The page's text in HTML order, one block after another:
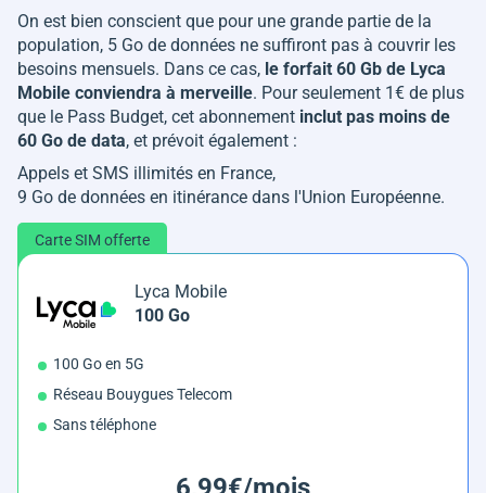
On est bien conscient que pour une grande partie de la
population, 5 Go de données ne suffiront pas à couvrir les
besoins mensuels. Dans ce cas, le forfait 60 Gb de Lyca
Mobile conviendra à merveille. Pour seulement 1€ de plus
que le Pass Budget, cet abonnement inclut pas moins de
60 Go de data, et prévoit également :
Appels et SMS illimités en France,
9 Go de données en itinérance dans l'Union Européenne.
Carte SIM offerte
Lyca Mobile
100 Go
100 Go en 5G
Réseau Bouygues Telecom
Sans téléphone